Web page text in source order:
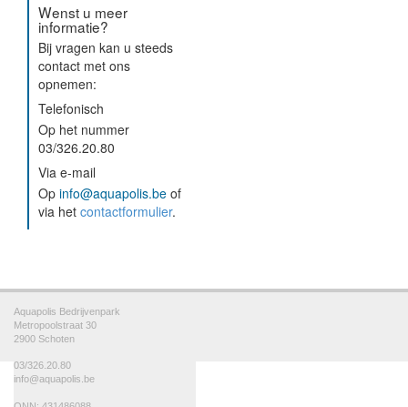
Wenst u meer
informatie?
Bij vragen kan u steeds
contact met ons
opnemen:
Telefonisch
Op het nummer
03/326.20.80
Via e-mail
Op info@aquapolis.be of
via het contactformulier.
Aquapolis Bedrijvenpark
Metropoolstraat 30
2900 Schoten
03/326.20.80
info@aquapolis.be